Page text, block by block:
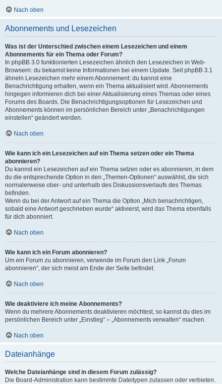
Nach oben
Abonnements und Lesezeichen
Was ist der Unterschied zwischen einem Lesezeichen und einem
Abonnements für ein Thema oder Forum?
In phpBB 3.0 funktionierten Lesezeichen ähnlich den Lesezeichen in Web-
Browsern: du bekamst keine Informationen bei einem Update. Seit phpBB 3.1
ähneln Lesezeichen mehr einem Abonnement: du kannst eine
Benachrichtigung erhalten, wenn ein Thema aktualisiert wird. Abonnements
hingegen informieren dich bei einer Aktualisierung eines Themas oder eines
Forums des Boards. Die Benachrichtigungsoptionen für Lesezeichen und
Abonnements können im persönlichen Bereich unter „Benachrichtigungen
einstellen“ geändert werden.
Nach oben
Wie kann ich ein Lesezeichen auf ein Thema setzen oder ein Thema
abonnieren?
Du kannst ein Lesezeichen auf ein Thema setzen oder es abonnieren, in dem
du die entsprechende Option in den „Themen-Optionen“ auswählst, die sich
normalerweise ober- und unterhalb des Diskussionsverlaufs des Themas
befinden.
Wenn du bei der Antwort auf ein Thema die Option „Mich benachrichtigen,
sobald eine Antwort geschrieben wurde“ aktivierst, wird das Thema ebenfalls
für dich abonniert.
Nach oben
Wie kann ich ein Forum abonnieren?
Um ein Forum zu abonnieren, verwende im Forum den Link „Forum
abonnieren“, der sich meist am Ende der Seite befindet.
Nach oben
Wie deaktiviere ich meine Abonnements?
Wenn du mehrere Abonnements deaktivieren möchtest, so kannst du dies im
persönlichen Bereich unter „Einstieg“ – „Abonnements verwalten“ machen.
Nach oben
Dateianhänge
Welche Dateianhänge sind in diesem Forum zulässig?
Die Board-Administration kann bestimmte Dateitypen zulassen oder verbieten.